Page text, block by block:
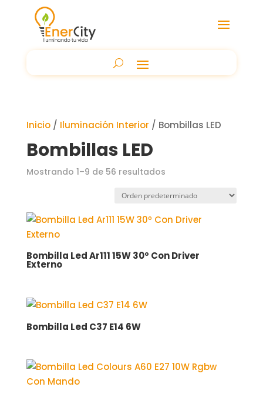
Inicio/ Iluminación Interior / Bombillas LED
Bombillas LED
Mostrando 1–9 de 56 resultados
Bombilla Led Ar111 15W 30º Con Driver
Externo
Bombilla Led C37 E14 6W